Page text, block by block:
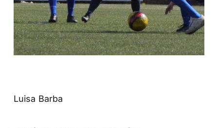
Luisa Barba